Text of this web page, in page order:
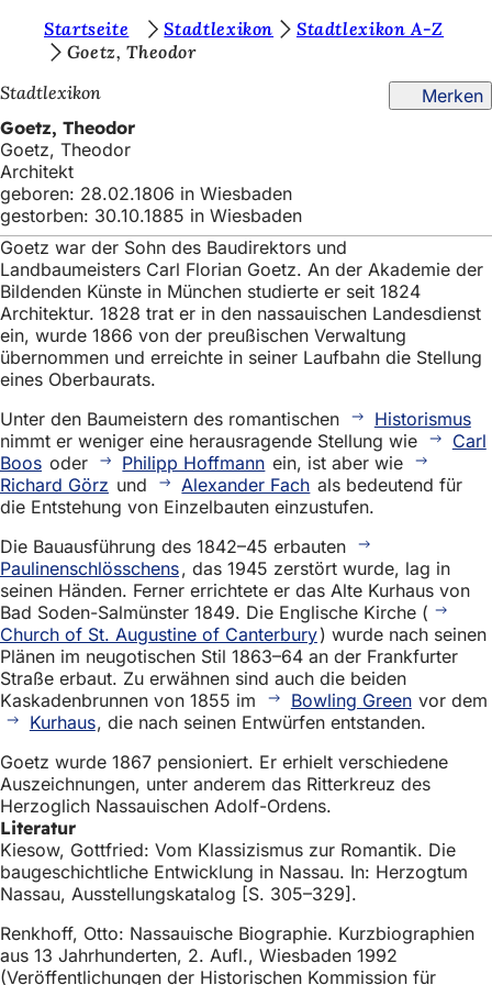
Inhalt anspringen
e
b
e
f
i
n
d
e
n
s
i
c
h
h
i
e
r
:
Startseite Stadtlexikon
Stadtlexikon A-Z
Goetz, Theodor
Stadtlexikon
Merken
Goetz, Theodor
Goetz, Theodor
Architekt
geboren: 28.02.1806 in Wiesbaden
gestorben: 30.10.1885 in Wiesbaden
Goetz war der Sohn des Baudirektors und
Landbaumeisters Carl Florian Goetz. An der Akademie der
Bildenden Künste in München studierte er seit 1824
Architektur. 1828 trat er in den nassauischen Landesdienst
ein, wurde 1866 von der preußischen Verwaltung
übernommen und erreichte in seiner Laufbahn die Stellung
eines Oberbaurats.
Unter den Baumeistern des romantischen
Historismus
nimmt er weniger eine herausragende Stellung wie
Carl
Boos oder Philipp Hoffmann ein, ist aber wie
Richard Görz und Alexander Fach als bedeutend für
die Entstehung von Einzelbauten einzustufen.
Die Bauausführung des 1842–45 erbauten
Paulinenschlösschens, das 1945 zerstört wurde, lag in
seinen Händen. Ferner errichtete er das Alte Kurhaus von
Bad Soden-Salmünster 1849. Die Englische Kirche (
Church of St. Augustine of Canterbury) wurde nach seinen
Plänen im neugotischen Stil 1863–64 an der Frankfurter
Straße erbaut. Zu erwähnen sind auch die beiden
Kaskadenbrunnen von 1855 im
Bowling Green vor dem
Kurhaus, die nach seinen Entwürfen entstanden.
Goetz wurde 1867 pensioniert. Er erhielt verschiedene
Auszeichnungen, unter anderem das Ritterkreuz des
Herzoglich Nassauischen Adolf-Ordens.
Literatur
Kiesow, Gottfried: Vom Klassizismus zur Romantik. Die
baugeschichtliche Entwicklung in Nassau. In: Herzogtum
Nassau, Ausstellungskatalog [S. 305–329].
Renkhoff, Otto: Nassauische Biographie. Kurzbiographien
aus 13 Jahrhunderten, 2. Aufl., Wiesbaden 1992
(Veröffentlichungen der Historischen Kommission für